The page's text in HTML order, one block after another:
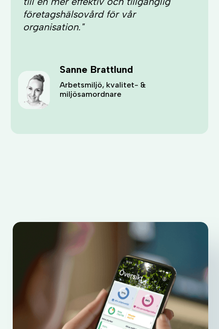
företagshälsovård för vår
organisation."
Sanne Brattlund
Arbetsmiljö, kvalitet- &
miljösamordnare